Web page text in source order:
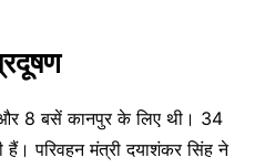
8 बसें कानपुर के लिए थी। 34
परिवहन मंत्री दयाशंकर सिंह ने